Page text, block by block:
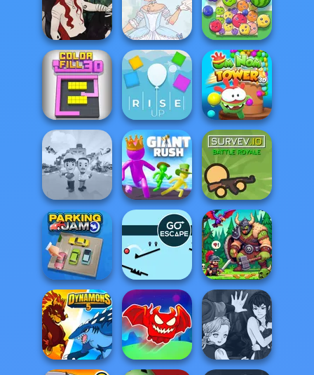
Commando
Force 2
Dark Mage
Creator
Tower Fall
Casual Magic
Maker 2.0
Marie Antoinette
2.0
Fruit Party
Color Fill 3D Rise Up
Om Nom Tower
3D
Idle Inventor Giant Rush! Survev.io
Parking Jam Go Escape Dragon Hunter